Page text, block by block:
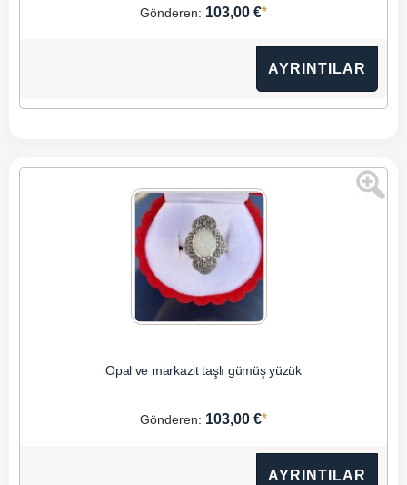
Gönderen: 103,00 €*
AYRINTILAR
Opal ve markazit taşlı gümüş yüzük
Gönderen: 103,00 €*
AYRINTILAR